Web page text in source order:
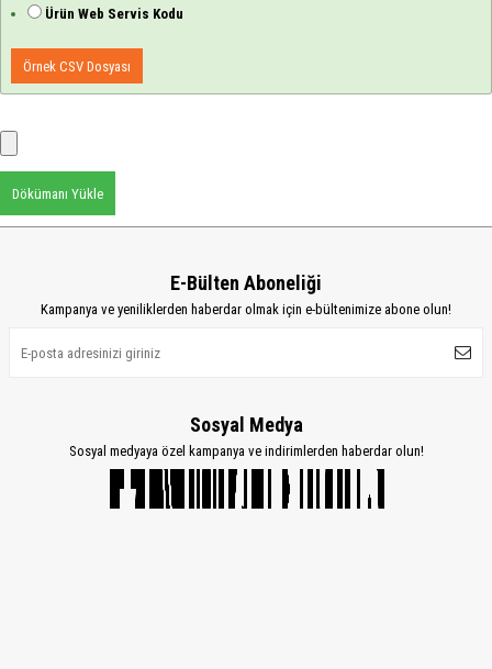
Ürün Web Servis Kodu
Örnek CSV Dosyası
Dökümanı Yükle
E-Bülten Aboneliği
Kampanya ve yeniliklerden haberdar olmak için e-bültenimize abone olun!
Sosyal Medya
Sosyal medyaya özel kampanya ve indirimlerden haberdar olun!